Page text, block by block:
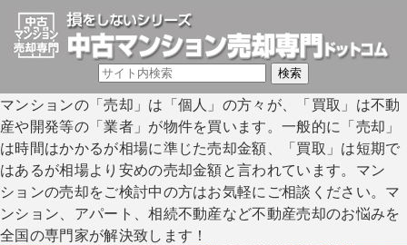
マンションの「売却」は「個人」の方々が、「買取」は不動
産や開発等の「業者」が物件を買います。一般的に「売却」
は時間はかかるが相場に準じた売却金額、「買取」は短期で
はあるが相場より安めの売却金額と言われています。マン
ションの売却をご検討中の方はお気軽にご相談ください。マ
ンション、アパート、相続不動産など不動産売却のお悩みを
全国の専門家が解決致します！